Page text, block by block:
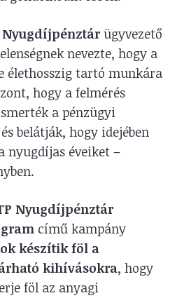
Nyugdíjpénztár ügyvezető
nevezte, hogy a
élethosszig tartó munkára
hogy a felmérés
a pénzügyi
belátják, hogy idejében
nyugdíjas éveiket –
Nyugdíjpénztár
című kampány
készítik föl a
kihívásokra, hogy
föl az anyagi